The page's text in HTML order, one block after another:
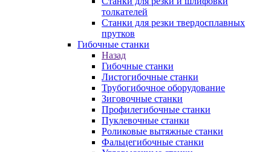
толкателей
Станки для резки твердосплавных
прутков
Гибочные станки
Назад
Гибочные станки
Листогибочные станки
Трубогибочное оборудование
Зиговочные станки
Профилегибочные станки
Пуклевочные станки
Роликовые вытяжные станки
Фальцегибочные станки